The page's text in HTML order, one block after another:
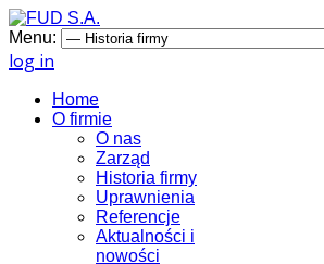
Menu:
log in
Home
O firmie
O nas
Zarząd
Historia firmy
Uprawnienia
Referencje
Aktualności i
nowości